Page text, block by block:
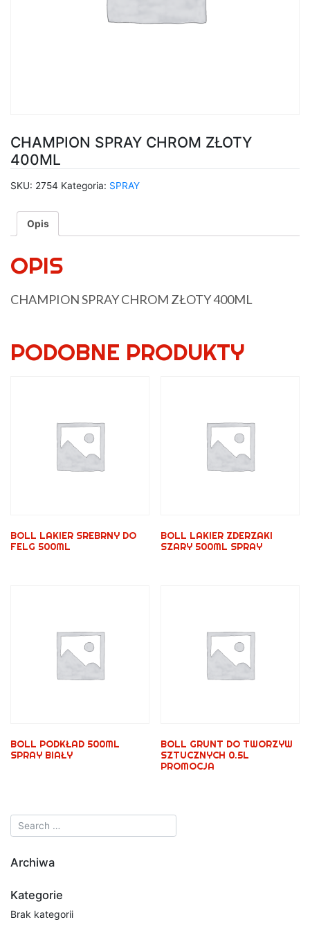
CHAMPION SPRAY CHROM ZŁOTY
400ML
SKU: 2754 Kategoria: SPRAY
Opis
OPIS
CHAMPION SPRAY CHROM ZŁOTY 400ML
PODOBNE PRODUKTY
BOLL LAKIER SREBRNY DO
FELG 500ML
BOLL LAKIER ZDERZAKI
SZARY 500ML SPRAY
BOLL PODKŁAD 500ML
SPRAY BIAŁY
BOLL GRUNT DO TWORZYW
SZTUCZNYCH 0.5L
PROMOCJA
Archiwa
Kategorie
Brak kategorii